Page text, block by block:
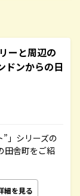
ーと周辺の
ドンからの日
」シリーズの
田舎町をご紹
細を見る